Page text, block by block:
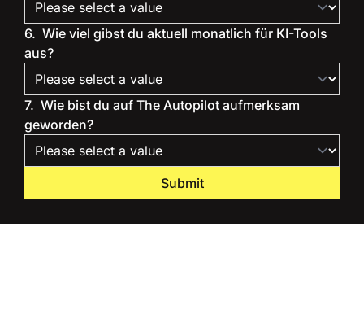
6. Wie viel gibst du aktuell monatlich für KI-Tools
aus?
7. Wie bist du auf The Autopilot aufmerksam
geworden?